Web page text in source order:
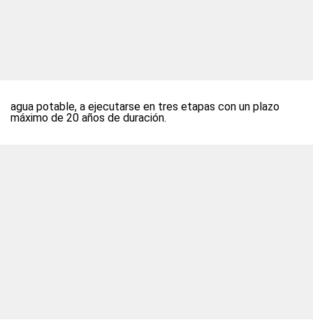
agua potable, a ejecutarse en tres etapas con un plazo
máximo de 20 años de duración.